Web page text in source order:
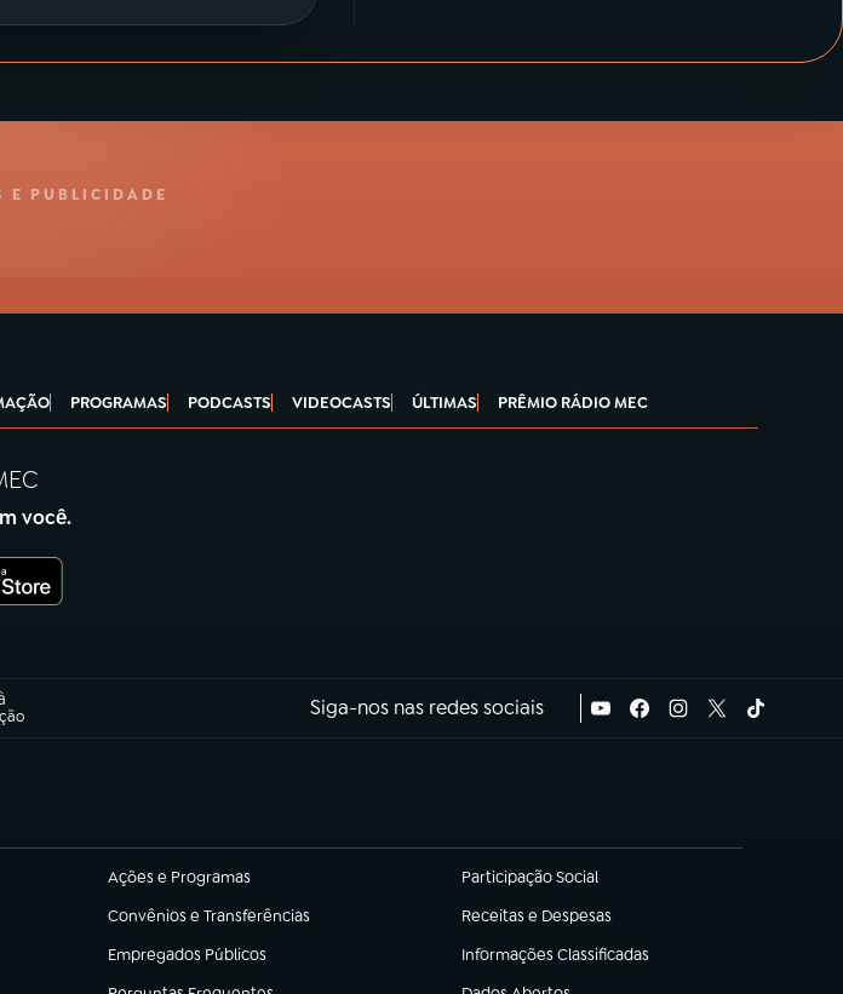
E PUBLICIDADE
PROGRAMAS PODCASTS VIDEOCASTS ÚLTIMAS PRÊMIO RÁDIO MEC
você.
Siga-nos nas redes sociais
Ações e Programas
(abre em nova aba) Participação Social
(abre em nova aba)
Convênios e Transferências
(abre em nova aba) Receitas e Despesas
(abre em nova aba)
Empregados Públicos
(abre em nova aba) Informações Classificadas
(abre em nova aba)